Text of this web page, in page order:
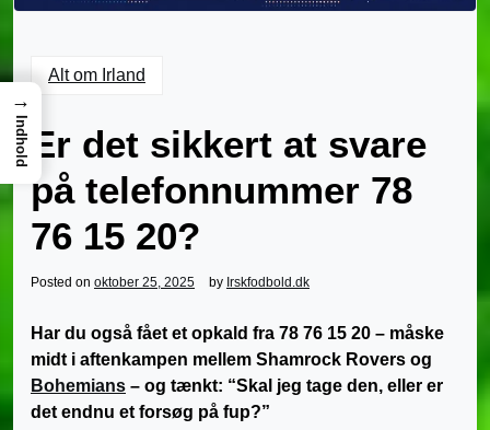
Alt om Irland
Er det sikkert at svare
på telefonnummer 78
76 15 20?
Posted on oktober 25, 2025 by Irskfodbold.dk
Har du også fået et opkald fra 78 76 15 20 – måske
midt i aftenkampen mellem Shamrock Rovers og
Bohemians – og tænkt: “Skal jeg tage den, eller er
det endnu et forsøg på fup?”
→
Indhold